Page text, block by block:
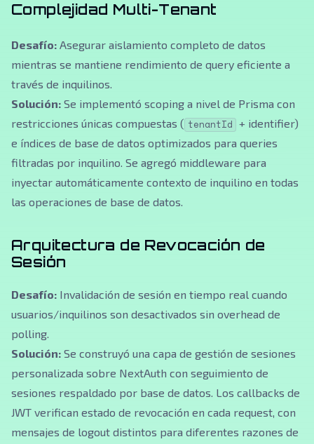
Complejidad Multi-Tenant
Desafío: Asegurar aislamiento completo de datos
mientras se mantiene rendimiento de query eficiente a
través de inquilinos.
Solución: Se implementó scoping a nivel de Prisma con
restricciones únicas compuestas ( tenantId + identifier)
e índices de base de datos optimizados para queries
filtradas por inquilino. Se agregó middleware para
inyectar automáticamente contexto de inquilino en todas
las operaciones de base de datos.
Arquitectura de Revocación de
Sesión
Desafío: Invalidación de sesión en tiempo real cuando
usuarios/inquilinos son desactivados sin overhead de
polling.
Solución: Se construyó una capa de gestión de sesiones
personalizada sobre NextAuth con seguimiento de
sesiones respaldado por base de datos. Los callbacks de
JWT verifican estado de revocación en cada request, con
mensajes de logout distintos para diferentes razones de